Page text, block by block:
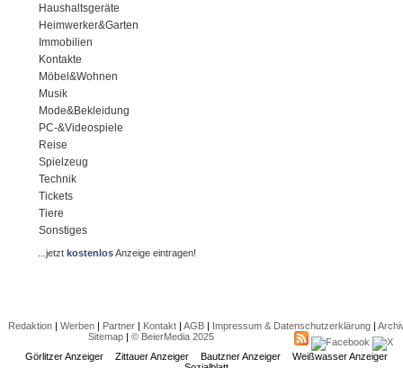
Haushaltsgeräte
Heimwerker&Garten
Immobilien
Kontakte
Möbel&Wohnen
Musik
Mode&Bekleidung
PC-&Videospiele
Reise
Spielzeug
Technik
Tickets
Tiere
Sonstiges
...jetztkostenlosAnzeige eintragen!
Redaktion| Werben| Partner| Kontakt| AGB| Impressum & Datenschutzerklärung|
Sitemap| © BeierMedia 2025
Görlitzer Anzeiger
Zittauer Anzeiger Bautzner Anzeiger
Weißwasser Anzeiger